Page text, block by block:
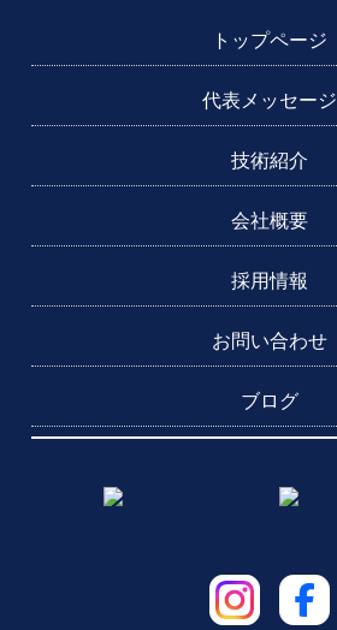
トップページ
代表メッセージ
技術紹介
会社概要
採用情報
お問い合わせ
ブログ